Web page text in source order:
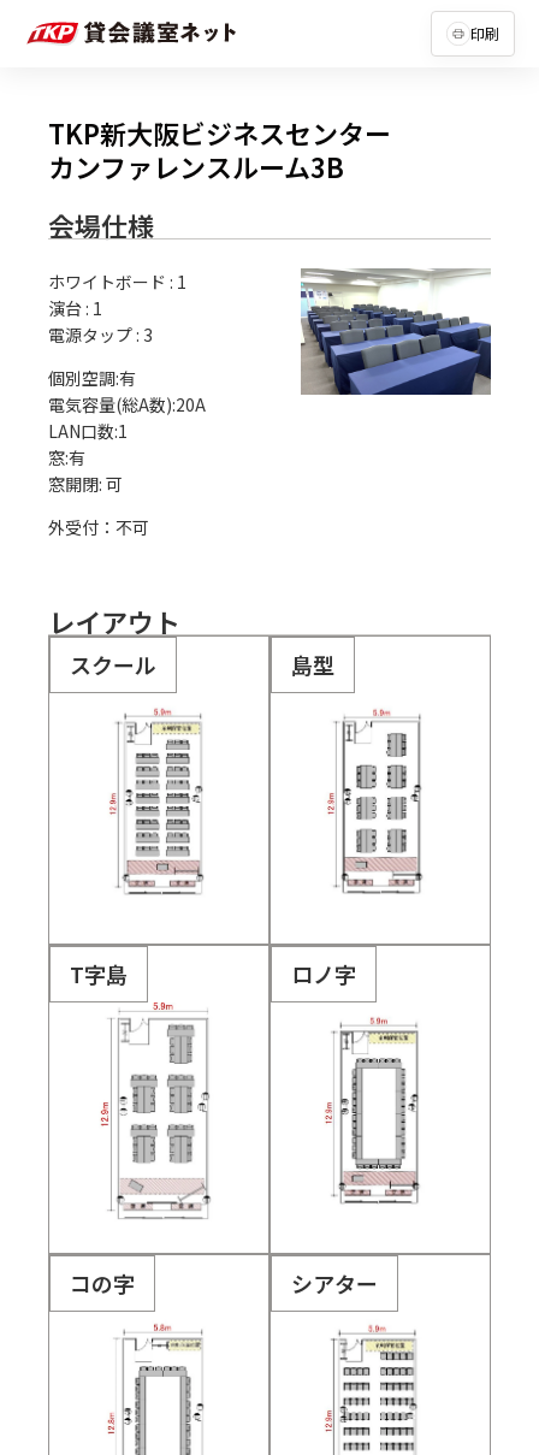
印刷
TKP新大阪ビジネスセンター
カンファレンスルーム3B
会場仕様
ホワイトボード : 1
演台 : 1
電源タップ : 3
個別空調:有
電気容量(総A数):20A
LAN口数:1
窓:有
外受付：不可
レイアウト
スクール 島型
T字島 ロノ字
コの字 シアター